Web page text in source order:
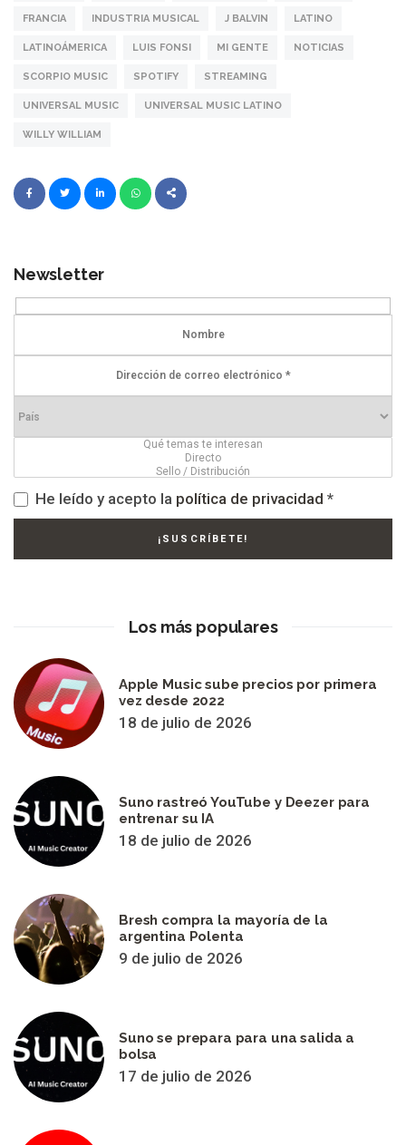
FRANCIA INDUSTRIA MUSICAL J BALVIN LATINO
LATINOÁMERICA LUIS FONSI MI GENTE NOTICIAS
SCORPIO MUSIC SPOTIFY STREAMING
UNIVERSAL MUSIC UNIVERSAL MUSIC LATINO
WILLY WILLIAM
Newsletter
He leído y acepto la política de privacidad *
Los más populares
Apple Music sube precios por primera
vez desde 2022
18 de julio de 2026
Suno rastreó YouTube y Deezer para
entrenar su IA
18 de julio de 2026
Bresh compra la mayoría de la
argentina Polenta
9 de julio de 2026
Suno se prepara para una salida a
bolsa
17 de julio de 2026